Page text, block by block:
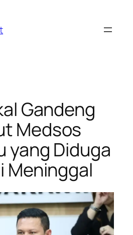
Gandeng
Medsos
yang Diduga
Meninggal